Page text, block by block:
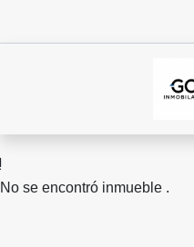
No se encontró inmueble .